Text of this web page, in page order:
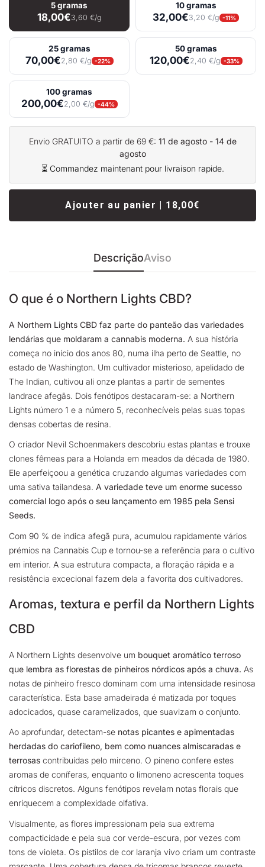
5 gramas
18,00€3,60 €/g
10 gramas
32,00€3,20 €/g -11%
25 gramas
70,00€2,80 €/g -22%
50 gramas
120,00€2,40 €/g -33%
100 gramas
200,00€2,00 €/g -44%
Envio GRATUITO a partir de 69 €: 11 de agosto - 14 de
agosto
⏳ Commandez maintenant pour livraison rapide.
Ajouter au panier | 18,00€
DescriçãoAviso
O que é o Northern Lights CBD?
A Northern Lights CBD faz parte do panteão das variedades
lendárias que moldaram a cannabis moderna. A sua história
começa no início dos anos 80, numa ilha perto de Seattle, no
estado de Washington. Um cultivador misterioso, apelidado de
The Indian, cultivou ali onze plantas a partir de sementes
landrace afegãs. Dois fenótipos destacaram-se: a Northern
Lights número 1 e a número 5, reconhecíveis pelas suas topas
densas cobertas de resina.
O criador Nevil Schoenmakers descobriu estas plantas e trouxe
clones fêmeas para a Holanda em meados da década de 1980.
Ele aperfeiçoou a genética cruzando algumas variedades com
uma sativa tailandesa. A variedade teve um enorme sucesso
comercial logo após o seu lançamento em 1985 pela Sensi
Seeds.
Com 90 % de indica afegã pura, acumulou rapidamente vários
prémios na Cannabis Cup e tornou-se a referência para o cultivo
em interior. A sua estrutura compacta, a floração rápida e a
resistência excecional fazem dela a favorita dos cultivadores.
Aromas, textura e perfil da Northern Lights
CBD
A Northern Lights desenvolve um bouquet aromático terroso
que lembra as florestas de pinheiros nórdicos após a chuva. As
notas de pinheiro fresco dominam com uma intensidade resinosa
característica. Esta base amadeirada é matizada por toques
adocicados, quase caramelizados, que suavizam o conjunto.
Ao aprofundar, detectam-se notas picantes e apimentadas
herdadas do cariofileno, bem como nuances almiscaradas e
terrosas contribuídas pelo mirceno. O pineno confere estes
aromas de coníferas, enquanto o limoneno acrescenta toques
cítricos discretos. Alguns fenótipos revelam notas florais que
enriquecem a complexidade olfativa.
Visualmente, as flores impressionam pela sua extrema
compacticidade e pela sua cor verde-escura, por vezes com
tons de violeta. Os pistilos de cor laranja vivo criam um contraste